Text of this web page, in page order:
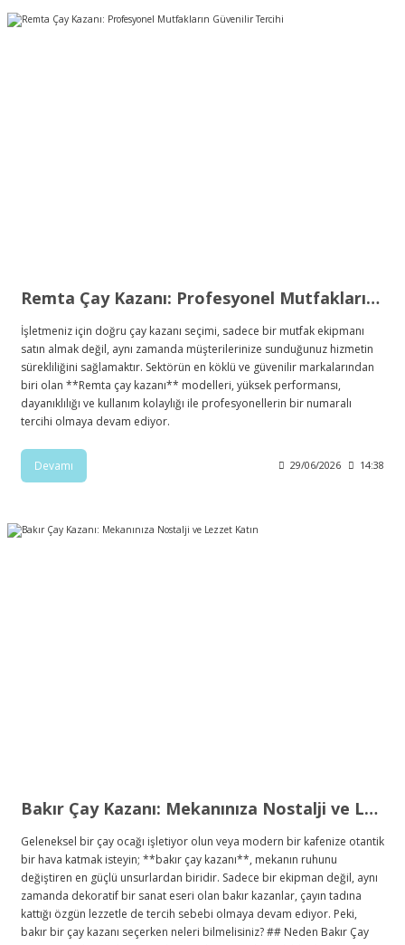
Remta Çay Kazanı: Profesyonel Mutfakların Güvenilir Tercihi
İşletmeniz için doğru çay kazanı seçimi, sadece bir mutfak ekipmanı
satın almak değil, aynı zamanda müşterilerinize sunduğunuz hizmetin
sürekliliğini sağlamaktır. Sektörün en köklü ve güvenilir markalarından
biri olan **Remta çay kazanı** modelleri, yüksek performansı,
dayanıklılığı ve kullanım kolaylığı ile profesyonellerin bir numaralı
tercihi olmaya devam ediyor.
Devamı 29/06/2026 14:38
Bakır Çay Kazanı: Mekanınıza Nostalji ve Lezzet Katın
Geleneksel bir çay ocağı işletiyor olun veya modern bir kafenize otantik
bir hava katmak isteyin; **bakır çay kazanı**, mekanın ruhunu
değiştiren en güçlü unsurlardan biridir. Sadece bir ekipman değil, aynı
zamanda dekoratif bir sanat eseri olan bakır kazanlar, çayın tadına
kattığı özgün lezzetle de tercih sebebi olmaya devam ediyor. Peki,
bakır bir çay kazanı seçerken neleri bilmelisiniz? ## Neden Bakır Çay